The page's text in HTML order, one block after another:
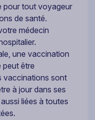
pour tout voyageur
de santé.
médecin
une vaccination
peut être
vaccinations sont
à jour dans ses
liées à toutes